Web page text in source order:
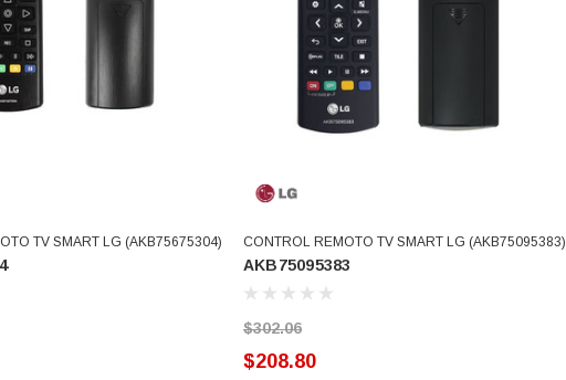
TV SMART LG (AKB75675304) CONTROL REMOTO TV SMART LG (AKB75095383)
AKB75095383
$302.06
$208.80